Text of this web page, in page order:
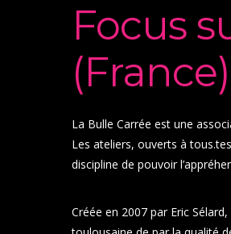
Focus
(France)
La Bulle Carrée est une
Les ateliers, ouverts à
discipline de pouvoir
Créée en 2007 par Eric